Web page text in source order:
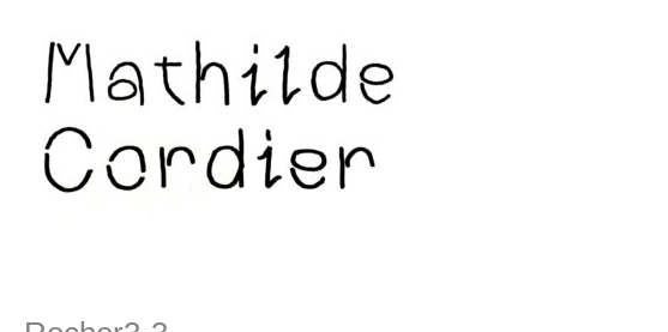
contenu